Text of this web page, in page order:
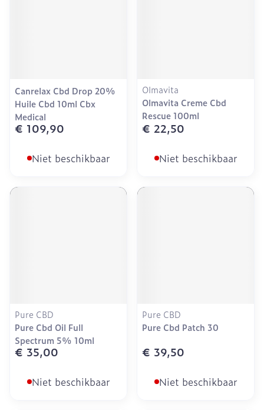
Canrelax Cbd Drop 20%
Huile Cbd 10ml Cbx
Medical
€ 109,90
Niet beschikbaar
Olmavita
Olmavita Creme Cbd
Rescue 100ml
€ 22,50
Niet beschikbaar
Pure CBD
Pure Cbd Oil Full
Spectrum 5% 10ml
€ 35,00
Niet beschikbaar
Pure CBD
Pure Cbd Patch 30
€ 39,50
Niet beschikbaar